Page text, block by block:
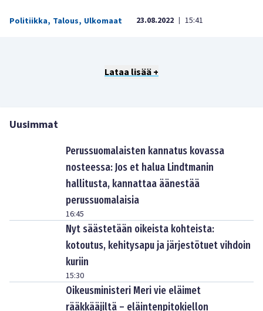
Politiikka, Talous, Ulkomaat 23.08.2022 | 15:41
Lataa lisää +
Uusimmat
Perussuomalaisten kannatus kovassa
nosteessa: Jos et halua Lindtmanin
hallitusta, kannattaa äänestää
perussuomalaisia
16:45
Nyt säästetään oikeista kohteista:
kotoutus, kehitysapu ja järjestötuet vihdoin
kuriin
15:30
Oikeusministeri Meri vie eläimet
rääkkääjiltä – eläintenpitokiellon